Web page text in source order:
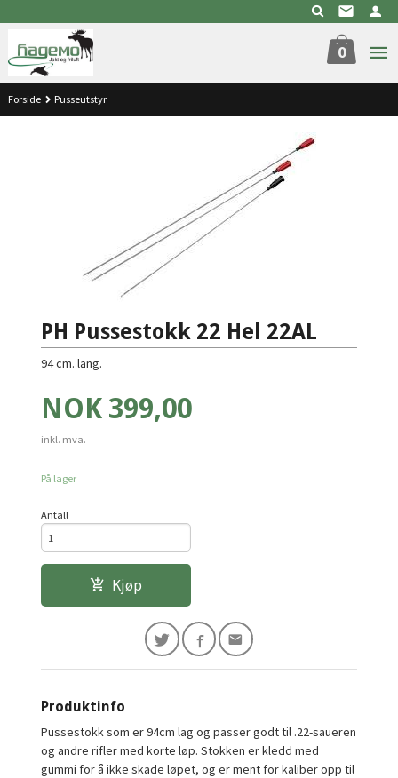
til
innholdet
0
Forside Pusseutstyr
PH Pussestokk 22 Hel 22AL
94 cm. lang.
Pris
NOK 399,00
inkl. mva.
På lager
Antall
Kjøp
Produktinfo
Pussestokk som er 94cm lag og passer godt til .22-saueren
og andre rifler med korte løp. Stokken er kledd med
gummi for å ikke skade løpet, og er ment for kaliber opp til